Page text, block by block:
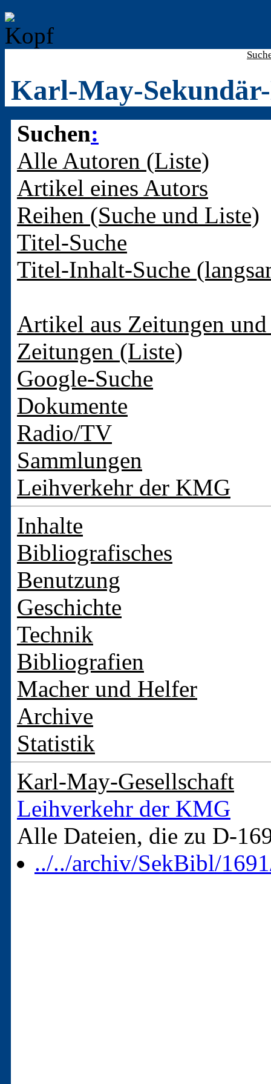
Karl-May-
Suchen:
Alle Autoren (Liste)
Artikel eines Autors
Reihen (Suche und Liste)
Titel-Suche
Titel-Inhalt-Suche
Artikel aus Zeitungen
Zeitungen (Liste)
Google-Suche
Dokumente
Radio/TV
Sammlungen
Leihverkehr der KMG
Inhalte
Bibliografisches
Benutzung
Geschichte
Technik
Bibliografien
Macher und Helfer
Archive
Statistik
Karl-May-Gesellschaft
Leihverkehr der KMG
Alle Dateien, die zu D-
../../archiv/SekBibl/